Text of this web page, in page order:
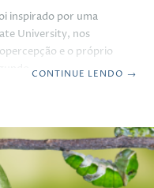
inspirado por uma
University, nos
e o próprio
a pesquisa, as
saudável, ativo,
outros para
CONTINUE LENDO →